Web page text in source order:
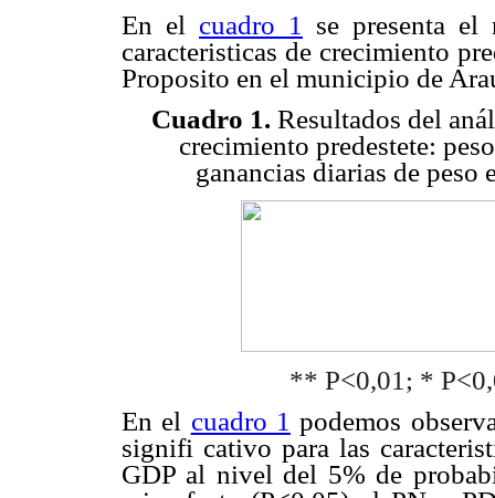
En el cuadro 1
se presenta el
caracteristicas de crecimiento
Proposito en el municipio de
Cuadro 1. Resultados del
crecimiento predestete:
ganancias diarias de peso
** P<0,01; *
En el cuadro 1 podemos
signifi cativo para las
GDP al nivel del 5% de